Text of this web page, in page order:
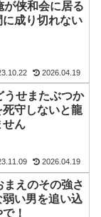
が侠和会に居る
成り切れない
2026.04.19
うせまたぶつか
守しないと龍
せん
2026.04.19
まえのその強さ
い男を追い込
！